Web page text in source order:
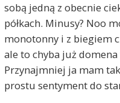
sobą jedną z obecnie
półkach. Minusy? Noo
monotonny i z biegiem
ale to chyba już
Przynajmniej ja mam
prostu sentyment do